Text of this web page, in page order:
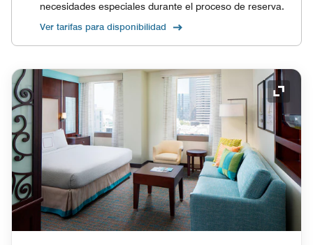
necesidades especiales durante el proceso de reserva.
Ver tarifas para disponibilidad
Icono